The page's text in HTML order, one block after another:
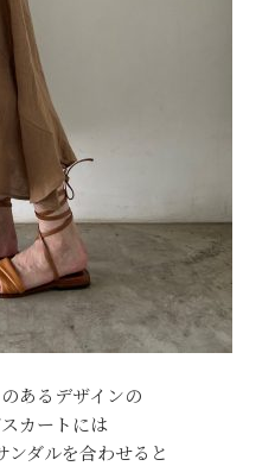
あるデザインの
カートには
ンダルを合わせると